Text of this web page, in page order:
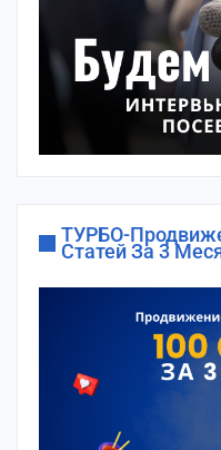
ТУРБО-
Статей За 3